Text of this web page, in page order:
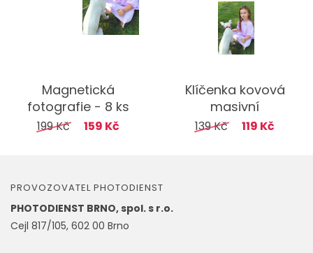
Magnetická
fotografie - 8 ks
199 Kč 159 Kč
Klíčenka kovová
masivní
139 Kč 119 Kč
PROVOZOVATEL PHOTODIENST
PHOTODIENST BRNO, spol. s r.o.
Cejl 817/105, 602 00 Brno